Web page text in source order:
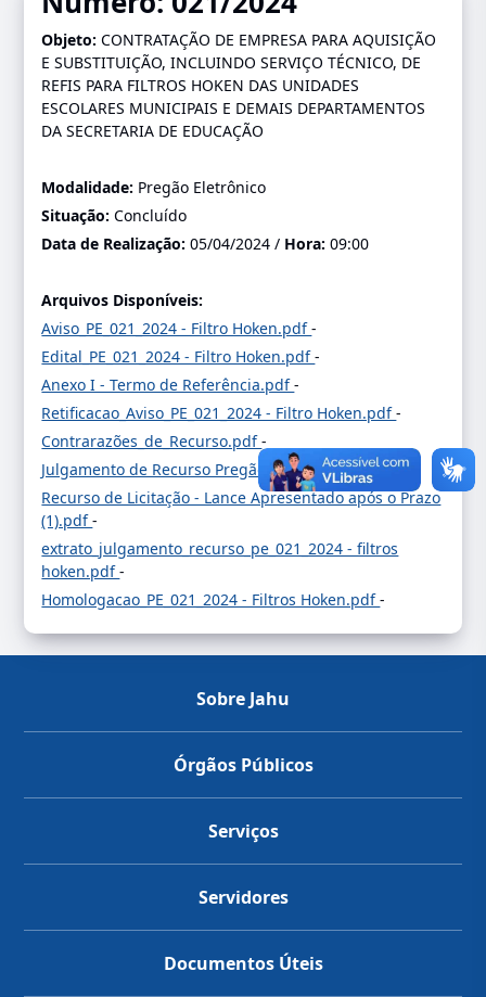
Objeto:CONTRATAÇÃO DE EMPRESA PARA AQUISIÇÃO
E SUBSTITUIÇÃO, INCLUINDO SERVIÇO TÉCNICO, DE
REFIS PARA FILTROS HOKEN DAS UNIDADES
ESCOLARES MUNICIPAIS E DEMAIS DEPARTAMENTOS
DA SECRETARIA DE EDUCAÇÃO
Modalidade: Pregão Eletrônico
Situação:Concluído
Data de Realização:05/04/2024 / Hora:09:00
Arquivos Disponíveis:
Aviso_PE_021_2024 - Filtro Hoken.pdf-
Edital_PE_021_2024 - Filtro Hoken.pdf-
Anexo I - Termo de Referência.pdf-
Retificacao_Aviso_PE_021_2024 - Filtro Hoken.pdf-
Contrarazões_de_Recurso.pdf-
Julgamento de Recurso Pregão Eletrônico.pdf-
Recurso de Licitação - Lance Apresentado após o Prazo
(1).pdf-
extrato_julgamento_recurso_pe_021_2024 - filtros
hoken.pdf-
Homologacao_PE_021_2024 - Filtros Hoken.pdf-
Sobre Jahu
Órgãos Públicos
Serviços
Servidores
Documentos Úteis